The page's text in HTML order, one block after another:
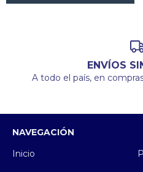
ENVÍOS
A todo el país, en
NAVEGACIÓN
Inicio